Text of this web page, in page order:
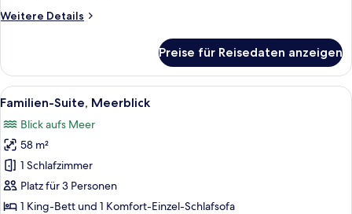
anzeigen
Weitere Details
Weitere
Doppel-
oder
-
Meerblick
Preise für Reisedaten anzeigen
Alle
Fotos
für
Familien-
Suite,
Meerblick
anzeigen
13
Familien-Suite, Meerblick
Blick aufs Meer
58 m²
1 Schlafzimmer
Platz für 3 Personen
1 King-Bett und 1 Komfort-Einzel-Schlafsofa